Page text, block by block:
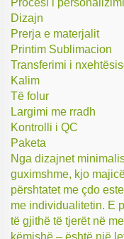
Dizajn
Prerja e materjalit
Printim Sublimacion
Transferimi i
Kalim
Të folur
Largimi me rradh
Kontrolli i QC
Paketa
Nga dizajnet
guximshme, kjo
përshtatet me çdo
me individualitetin. E
të gjithë të tjerët në
këmishë – është një